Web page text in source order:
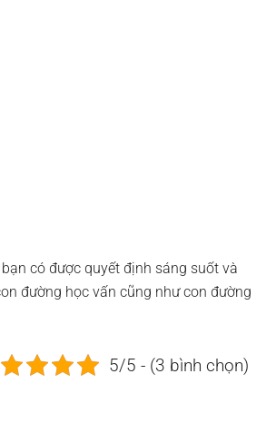
có được quyết định sáng suốt và
đường học vấn cũng như con đường
5/5 - (3 bình chọn)